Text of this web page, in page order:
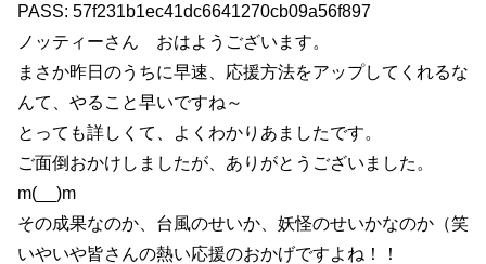
PASS: 57f231b1ec41dc6641270cb09a56f897
ノッティーさん おはようございます。
まさか昨日のうちに早速、応援方法をアップしてくれるな
んて、やること早いですね～
とっても詳しくて、よくわかりあましたです。
ご面倒おかけしましたが、ありがとうございました。
m(__)m
その成果なのか、台風のせいか、妖怪のせいかなのか（笑
いやいや皆さんの熱い応援のおかげですよね！！